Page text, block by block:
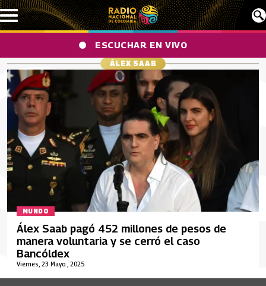
Pasar al contenido principal
ESCUCHAR EN VIVO
ÁLEX SAAB
MUNDO
Viernes, 23 Mayo , 2025
Álex Saab pagó 452 millones de pesos de
manera voluntaria y se cerró el caso
Bancóldex